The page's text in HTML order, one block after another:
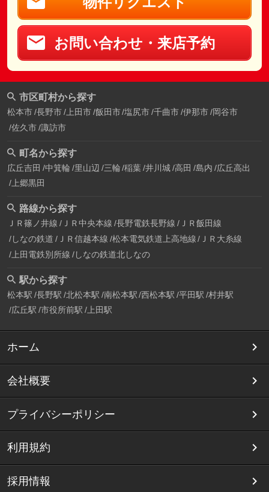
お問い合わせ・来店予約
市区町村から探す
松本市 長野市 上田市 飯田市 塩尻市 千曲市 伊那市 岡谷市
佐久市 諏訪市
町名から探す
広丘吉田 中箕輪 里山辺 三輪 稲葉 井川城 高田 島内 広丘高出
上郷黒田
路線から探す
ＪＲ篠ノ井線 ＪＲ中央本線 長野電鉄長野線 ＪＲ飯田線
しなの鉄道 ＪＲ信越本線 松本電気鉄道上高地線
ＪＲ大糸線
上田電鉄別所線 しなの鉄道北しなの
駅から探す
松本駅 長野駅 北松本駅 南松本駅 西松本駅 平田駅 村井駅
広丘駅 市役所前駅 上田駅
ホーム
会社概要
プライバシーポリシー
利用規約
採用情報